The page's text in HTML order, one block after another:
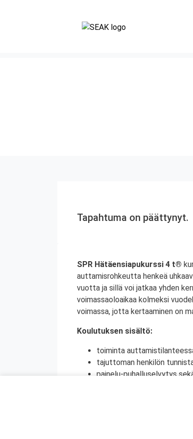
Tapahtuma on päättynyt.
SPR Hätäensiapukurssi 4 t®
auttamisrohkeutta henkeä
vuotta ja sillä voi jatkaa yhden
voimassaoloaikaa kolmeksi
voimassa, jotta kertaaminen on
Koulutuksen sisältö:
toiminta
tajuttoman henkilön
painelu-puhalluselvytys